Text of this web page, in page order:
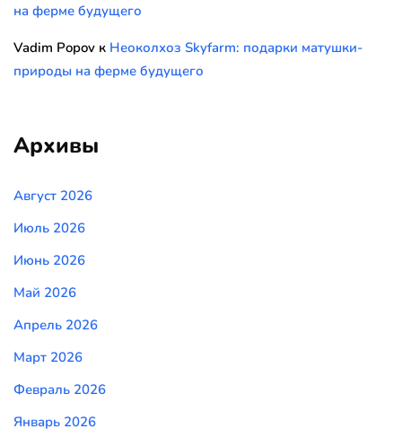
на ферме будущего
Vadim Popov к Неоколхоз Skyfarm: подарки матушки-
природы на ферме будущего
Архивы
Август 2026
Июль 2026
Июнь 2026
Май 2026
Апрель 2026
Март 2026
Февраль 2026
Январь 2026